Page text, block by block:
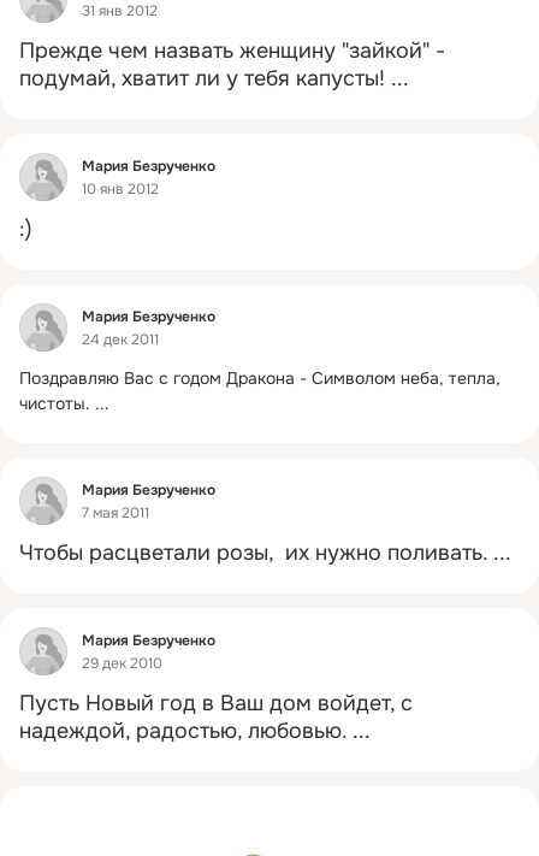
31 янв 2012
Прежде чем назвать женщину "зайкой" -
подумай, хватит ли у тебя капусты! ...
Фид
Мария Безрученко
10 янв 2012
:)
Фид
Мария Безрученко
24 дек 2011
Поздравляю Вас с годом Дракона - Символом неба, тепла,
чистоты. ...
Фид
Мария Безрученко
7 мая 2011
Чтобы расцветали розы,  их нужно поливать. ...
Фид
Мария Безрученко
29 дек 2010
Пусть Новый год в Ваш дом войдет, с
надеждой, радостью, любовью. ...